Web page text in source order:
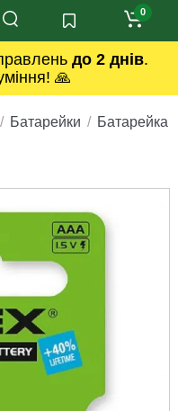
до 2 днів.
🙏
0
Батарейки Батарейка